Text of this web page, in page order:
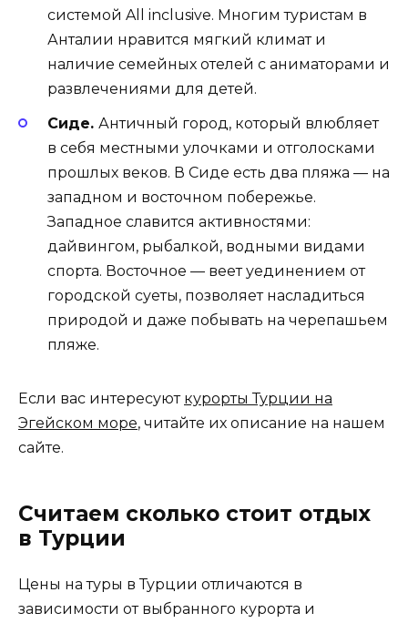
системой All inclusive. Многим туристам в
Анталии нравится мягкий климат и
наличие семейных отелей с аниматорами и
развлечениями для детей.
Сиде. Античный город, который влюбляет
в себя местными улочками и отголосками
прошлых веков. В Сиде есть два пляжа — на
западном и восточном побережье.
Западное славится активностями:
дайвингом, рыбалкой, водными видами
спорта. Восточное — веет уединением от
городской суеты, позволяет насладиться
природой и даже побывать на черепашьем
пляже.
Если вас интересуют курорты Турции на
Эгейском море, читайте их описание на нашем
сайте.
Считаем сколько стоит отдых
в Турции
Цены на туры в Турции отличаются в
зависимости от выбранного курорта и